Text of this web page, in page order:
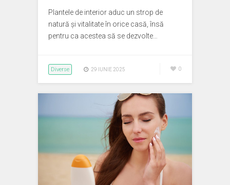
Plantele de interior aduc un strop de
natură și vitalitate în orice casă, însă
pentru ca acestea să se dezvolte…
Diverse 29 IUNIE 2025 0